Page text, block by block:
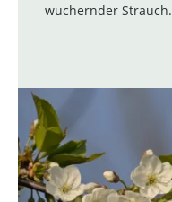
wuchernder Strauch.